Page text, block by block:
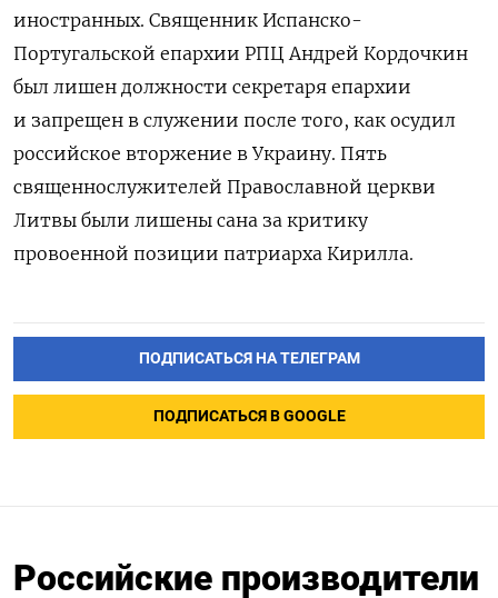
иностранных. Священник Испанско-
Португальской епархии РПЦ Андрей Кордочкин
был лишен должности секретаря епархии
и запрещен в служении после того, как осудил
российское вторжение в Украину. Пять
священнослужителей Православной церкви
Литвы были лишены сана за критику
провоенной позиции патриарха Кирилла.
ПОДПИСАТЬСЯ НА ТЕЛЕГРАМ
ПОДПИСАТЬСЯ В GOOGLE
Российские производители